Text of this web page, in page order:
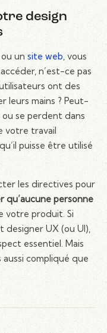
design
un site web, vous
n’est-ce pas
ont des
leurs mains ? Peut-
se perdent dans
votre travail
puisse être utilisé
les directives pour
qu’aucune personne
votre produit. Si
designer UX (ou UI),
essentiel. Mais
aussi compliqué que